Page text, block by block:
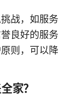
战，如服务
良好的服务
则，可以降
家？